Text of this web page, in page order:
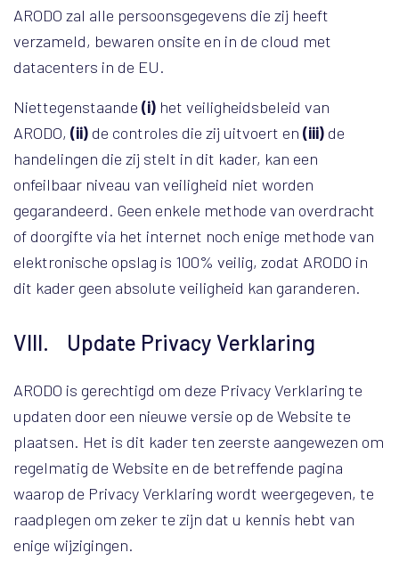
ARODO zal alle persoonsgegevens die zij heeft
verzameld, bewaren onsite en in de cloud met
datacenters in de EU.
Niettegenstaande (i) het veiligheidsbeleid van
ARODO, (ii) de controles die zij uitvoert en (iii) de
handelingen die zij stelt in dit kader, kan een
onfeilbaar niveau van veiligheid niet worden
gegarandeerd. Geen enkele methode van overdracht
of doorgifte via het internet noch enige methode van
elektronische opslag is 100% veilig, zodat ARODO in
dit kader geen absolute veiligheid kan garanderen.
VIII. Update Privacy Verklaring
ARODO is gerechtigd om deze Privacy Verklaring te
updaten door een nieuwe versie op de Website te
plaatsen. Het is dit kader ten zeerste aangewezen om
regelmatig de Website en de betreffende pagina
waarop de Privacy Verklaring wordt weergegeven, te
raadplegen om zeker te zijn dat u kennis hebt van
enige wijzigingen.